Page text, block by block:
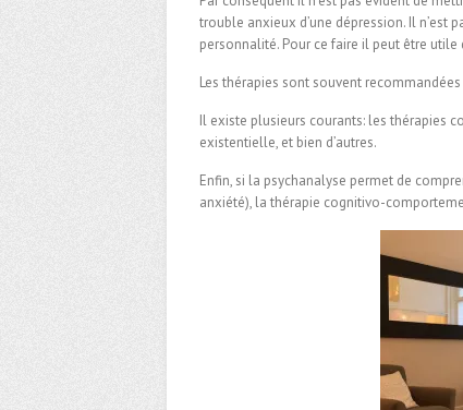
trouble anxieux d’une dépression. Il n’est
personnalité. Pour ce faire il peut être
Les thérapies sont souvent
Il existe plusieurs courants: les thérapies
existentielle, et bien d’autres.
Enfin, si la psychanalyse permet de
anxiété), la thérapie cognitivo-